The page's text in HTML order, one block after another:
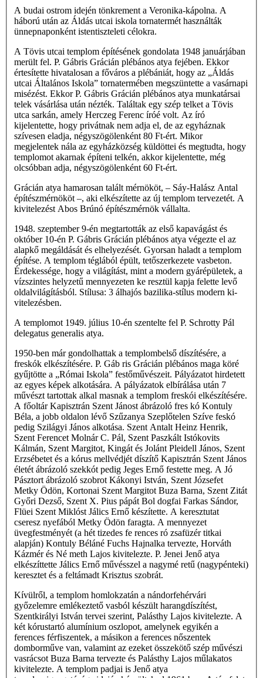
A budai ostrom idején tönkrement a Veronika-kápolna. A
háború után az Áldás utcai iskola tornatermét használták
ünnepnaponként istentiszteleti célokra.
A Tövis utcai templom építésének gondolata 1948 januárjában
merült fel. P. Gábris Grácián plébános atya fejében. Ekkor
értesítette hivatalosan a főváros a plébániát, hogy az „Áldás
utcai Általános Iskola” tornatermében megszüntette a vasárnapi
misézést. Ekkor P. Gábris Grácián plébános atya munkatársai
telek vásárlása után nézték. Találtak egy szép telket a Tövis
utca sarkán, amely Herczeg Ferenc íróé volt. Az író
kijelentette, hogy privátnak nem adja el, de az egyháznak
szívesen eladja, négyszögölenként 80 Ft-ért. Mikor
megjelentek nála az egyházközség küldöttei és megtudta, hogy
templomot akarnak építeni telkén, akkor kijelentette, még
olcsóbban adja, négyszögölenként 60 Ft-ért.
Grácián atya hamarosan talált mérnököt, – Sáy-Halász Antal
építészmérnököt –, aki elkészítette az új templom tervezetét. A
kivitelezést Abos Brúnó építészmérnök vállalta.
1948. szeptember 9-én megtartották az első kapavágást és
október 10-én P. Gábris Grácián plébános atya végezte el az
alapkő megáldását és elhelyezését. Gyorsan haladt a templom
építése. A templom téglából épült, tetőszerkezete vasbeton.
Érdekessége, hogy a világítást, mint a modern gyárépületek, a
vízszintes helyzetű mennyezeten ke­ resztül kapja felette levő
oldalvilágításból. Stílusa: 3 álhajós bazilika-stílus modern ki­
vitelezésben.
A templomot 1949. július 10-én szentelte fel P. Schrotty Pál
delegatus generalis atya.
1950-ben már gondolhattak a templombelső díszítésére, a
freskók elkészítésére. P. Gáb­ ris Grácián plébános maga köré
gyűjtötte a „Római Iskola” festőművészeit. Pályázatot hirdetett
az egyes képek alkotására. A pályázatok elbírálása után 7
művészt tartottak alkal­ masnak a templom freskói elkészítésére.
A főoltár Kapisztrán Szent Jánost ábrázoló fres­ kó Kontuly
Béla, a jobb oldalon lévő Szűzanya Szeplőtelen Szíve feskó
pedig Szilágyi János alkotása. Szent Antalt Heinz Henrik,
Szent Ferencet Molnár C. Pál, Szent Paszkált Istókovits
Kálmán, Szent Margitot, Kingát és Jolánt Pleidell János, Szent
Erzsébetet és a kórus mellvédjét díszítő Kapisztrán Szent János
életét ábrázoló szekkót pedig Jeges Ernő festette meg. A Jó
Pásztort ábrázoló szobrot Kákonyi István, Szent Józsefet
Metky Ödön, Kortonai Szent Margitot Buza Barna, Szent Zitát
Győri Dezső, Szent X. Pius pápát Bol­ dogfai Farkas Sándor,
Flüei Szent Miklóst Jálics Ernő készítette. A keresztutat
cseresz­ nyefából Metky Ödön faragta. A mennyezet
üvegfestményét (a hét tizedes fe­ rences ró­ zsafüzér titkai
alapján) Kontuly Béláné Fuchs Hajnalka tervezte, Horváth
Kázmér és Né­ meth Lajos kivitelezte. P. Jenei Jenő atya
elkészíttette Jálics Ernő művésszel a nagymé­ retű (nagypénteki)
keresztet és a feltámadt Krisztus szobrát.
Kívülről, a templom homlokzatán a nándorfehérvári
győzelemre emlékeztető vasból készült harangdíszítést,
Szentkirályi István tervei szerint, Palásthy Lajos kivitelezte. A
két kórustartó alumínium oszlopot, amelynek egyikén a
ferences férfiszentek, a másikon a ferences nőszentek
domborműve van, valamint az ezeket összekötő szép művészi
vasrácsot Buza Barna tervezte és Palásthy Lajos műlakatos
kivitelezte. A templom padjai is Jenő atya